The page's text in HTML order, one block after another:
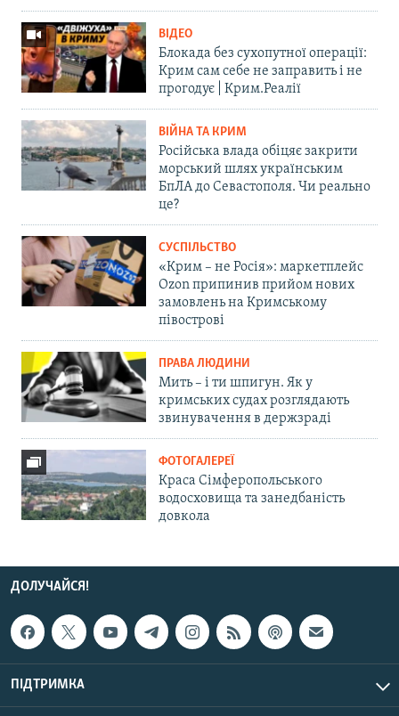
ВІДЕО
Блокада без сухопутної операції:
Крим сам себе не заправить і не
прогодує | Крим.Реалії
ВІЙНА ТА КРИМ
Російська влада обіцяє закрити
морський шлях українським
БпЛА до Севастополя. Чи реально
це?
СУСПІЛЬСТВО
«Крим – не Росія»: маркетплейс
Ozon припинив прийом нових
замовлень на Кримському
півострові
ПРАВА ЛЮДИНИ
Мить – і ти шпигун. Як у
кримських судах розглядають
звинувачення в держзраді
ФОТОГАЛЕРЕЇ
Краса Сімферопольського
водосховища та занедбаність
довкола
ДОЛУЧАЙСЯ!
ПІДТРИМКА